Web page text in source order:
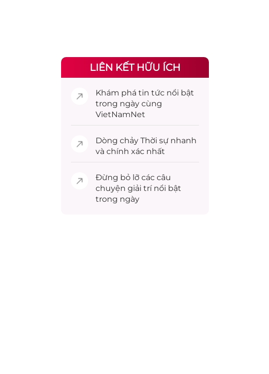
LIÊN KẾT HỮU ÍCH
Khám phá tin tức nổi bật
trong ngày cùng
VietNamNet
Dòng chảy Thời sự nhanh
và chính xác nhất
Đừng bỏ lỡ các câu
chuyện giải trínổi bật
trong ngày